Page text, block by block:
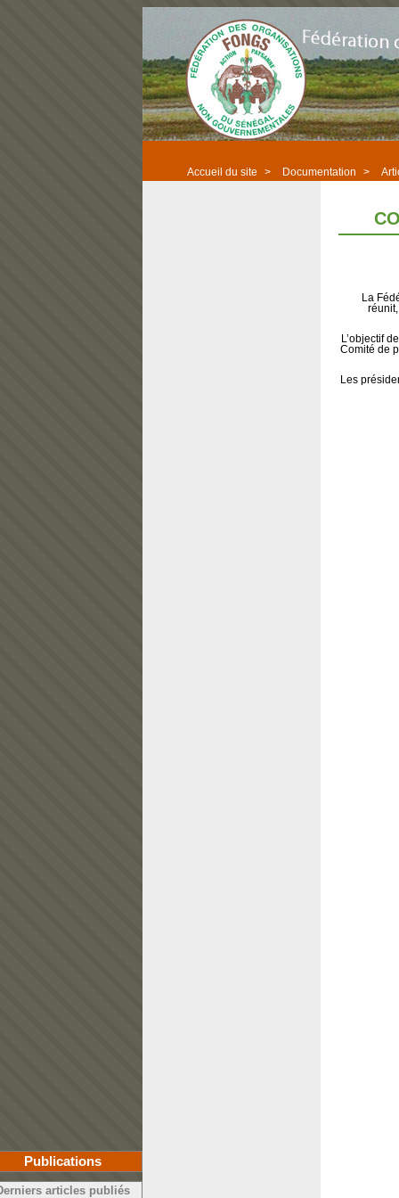
Accueil du site > Documentation >
La
L’objectif
Comité de
Les
Publications
articles publiés